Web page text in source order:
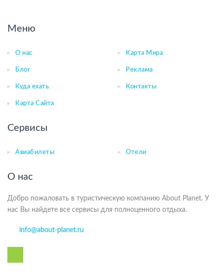
Меню
О нас Карта Мира
Блог Реклама
Куда ехать Контакты
Карта Сайта
Сервисы
Авиабилеты Отели
О нас
Добро пожаловать в туристическую компанию About Planet. У
нас Вы найдете все сервисы для полноценного отдыха.
info@about-planet.ru